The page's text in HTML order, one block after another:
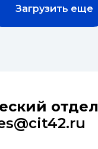
Загрузить еще
отдел